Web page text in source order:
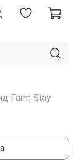
Farm Stay